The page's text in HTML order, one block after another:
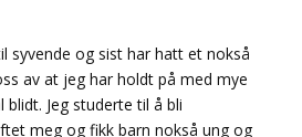
syvende og sist har hatt et nokså
av at jeg har holdt på med mye
Jeg studerte til å bli
meg og fikk barn nokså ung og